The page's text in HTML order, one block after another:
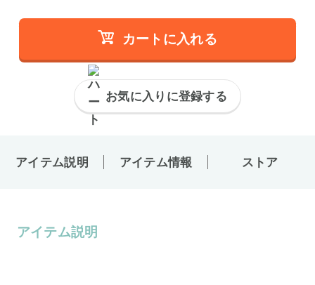
カートに入れる
お気に入りに登録する
アイテム説明 アイテム情報 ストア
アイテム説明